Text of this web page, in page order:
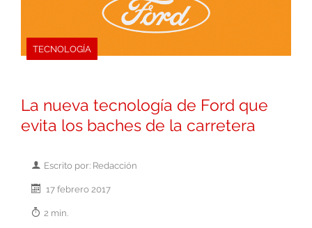
TECNOLOGÍA
La nueva tecnología de Ford que
evita los baches de la carretera
Escrito por: Redacción
17 febrero 2017
2 min.